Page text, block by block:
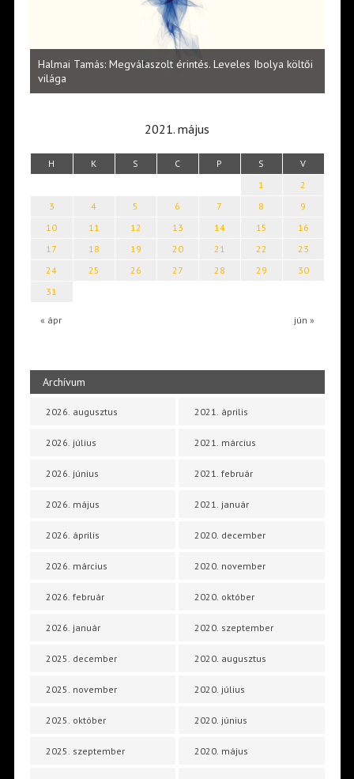
Halmai Tamás: Megválaszolt érintés. Leveles Ibolya költői
világa
2021. május
H K S C P S V
« ápr jún »
1
2
3
4 5 6 7 8
9
10
11 12 13 14 15
16
17
18 19 20 21 22
23
24
25 26 27 28 29
30
31
Archívum
2026. augusztus
2026. július
2026. június
2026. május
2026. április
2026. március
2026. február
2026. január
2025. december
2025. november
2025. október
2025. szeptember
2021. április
2021. március
2021. február
2021. január
2020. december
2020. november
2020. október
2020. szeptember
2020. augusztus
2020. július
2020. június
2020. május